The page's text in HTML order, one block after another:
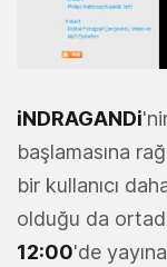
iNDRAGANDi
başlamasına
bir kullanıcı
olduğu da
12:00'de